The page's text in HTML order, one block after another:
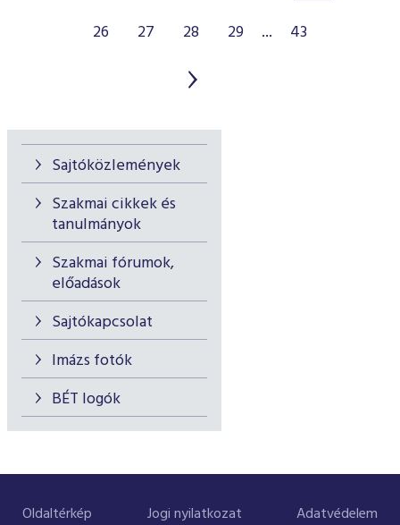
Sajtóközlemények
Szakmai cikkek és
tanulmányok
Szakmai fórumok,
előadások
Sajtókapcsolat
Imázs fotók
BÉT logók
26
27 28 29 ... 43
Oldaltérkép Jogi nyilatkozat Adatvédelem